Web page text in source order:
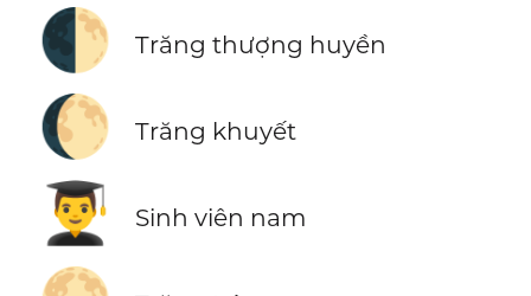
🌓 Trăng thượng huyền
🌔 Trăng khuyết
👨‍🎓 Sinh viên nam